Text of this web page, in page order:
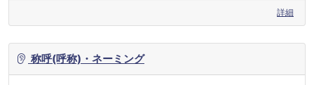
詳細
称呼(呼称)・ネーミング